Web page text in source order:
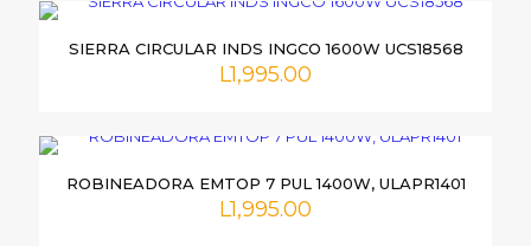
campos obligatorios están marcados con *
SIERRA CIRCULAR INDS INGCO 1600W UCS18568
L1,995.00
ROBINEADORA EMTOP 7 PUL 1400W, ULAPR1401
L1,995.00